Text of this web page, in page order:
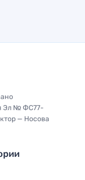
Эл № ФС77-
— Носова